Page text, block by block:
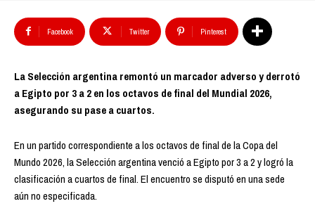
Facebook Twitter Pinterest
La Selección argentina remontó un marcador adverso y derrotó
a Egipto por 3 a 2 en los octavos de final del Mundial 2026,
asegurando su pase a cuartos.
En un partido correspondiente a los octavos de final de la Copa del
Mundo 2026, la Selección argentina venció a Egipto por 3 a 2 y logró la
clasificación a cuartos de final. El encuentro se disputó en una sede
aún no especificada.